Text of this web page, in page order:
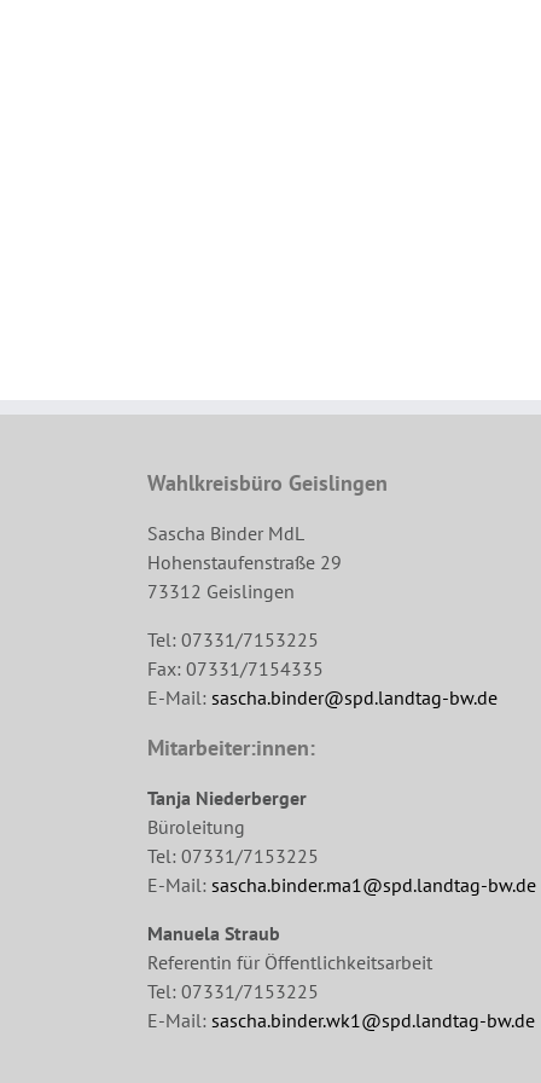
Wahlkreisbüro Geislingen
Sascha Binder MdL
Hohenstaufenstraße 29
73312 Geislingen
Tel: 07331/7153225
Fax: 07331/7154335
E-Mail: sascha.binder@spd.landtag-bw.de
Mitarbeiter:innen:
Tanja Niederberger
Büroleitung
Tel: 07331/7153225
E-Mail: sascha.binder.ma1@spd.landtag-bw.de
Manuela Straub
Referentin für Öffentlichkeitsarbeit
Tel: 07331/7153225
E-Mail: sascha.binder.wk1@spd.landtag-bw.de